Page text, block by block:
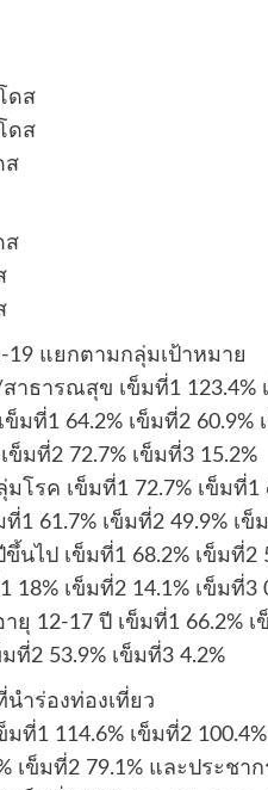
ดส
ดส
ส
ส
แยกตามกลุ่มเป้าหมาย
ธารณสุข เข็มที่1 123.4%
มที่1 64.2% เข็มที่2 60.9%
ข็มที่2 72.7% เข็มที่3 15.2%
โรค เข็มที่1 72.7% เข็มที่1
1 61.7% เข็มที่2 49.9% เข็
นไป เข็มที่1 68.2% เข็มที่2
เข็มที่2 14.1% เข็มที่3
ยุ 12-17 ปี เข็มที่1 66.2% เ
ที่2 53.9% เข็มที่3 4.2%
ำร่องท่องเที่ยว
ที่1 114.6% เข็มที่2
เข็มที่2 79.1% และประชา